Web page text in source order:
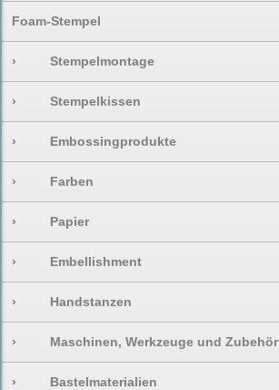
Foam-Stempel
› Stempelmontage
› Stempelkissen
› Embossingprodukte
› Farben
› Papier
› Embellishment
› Handstanzen
› Maschinen, Werkzeuge und Zubehör
› Bastelmaterialien